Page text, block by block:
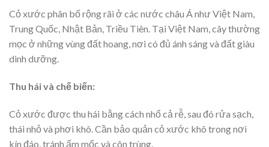
Cỏ xước phân bố rộng rãi ở các nước châu Á như Việt Nam,
Trung Quốc, Nhật Bản, Triều Tiên. Tại Việt Nam, cây thường
mọc ở những vùng đất hoang, nơi có đủ ánh sáng và đất giàu
dinh dưỡng.
Thu hái và chế biến:
Cỏ xước được thu hái bằng cách nhổ cả rễ, sau đó rửa sạch,
thái nhỏ và phơi khô. Cần bảo quản cỏ xước khô trong nơi
kín đáo, tránh ẩm mốc và côn trùng.